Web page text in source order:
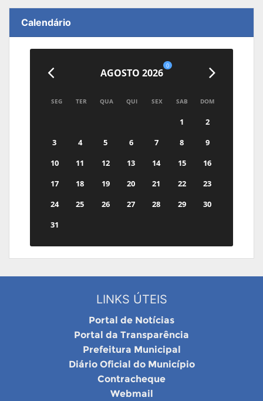
Calendário
AGOSTO 2026
0
SEG TER QUA QUI SEX SAB DOM
1
2
3
4 5 6 7 8
9
10
11 12 13 14 15
16
17
18 19 20 21 22
23
24
25 26 27 28 29
30
31
LINKS ÚTEIS
Portal de Notícias
Portal da Transparência
Prefeitura Municipal
Diário Oficial do Município
Contracheque
Webmail